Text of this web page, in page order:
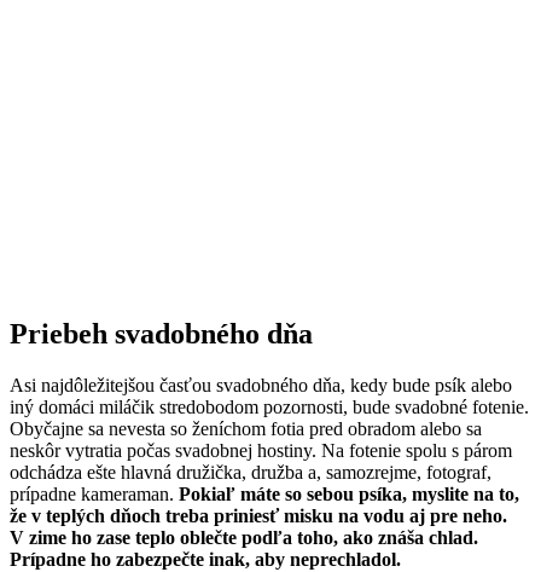
Priebeh svadobného dňa
Asi najdôležitejšou časťou svadobného dňa, kedy bude psík alebo
iný domáci miláčik stredobodom pozornosti, bude svadobné fotenie.
Obyčajne sa nevesta so ženíchom fotia pred obradom alebo sa
neskôr vytratia počas svadobnej hostiny. Na fotenie spolu s párom
odchádza ešte hlavná družička, družba a, samozrejme, fotograf,
prípadne kameraman. Pokiaľ máte so sebou psíka, myslite na to,
že v teplých dňoch treba priniesť misku na vodu aj pre neho.
V zime ho zase teplo oblečte podľa toho, ako znáša chlad.
Prípadne ho zabezpečte inak, aby neprechladol.